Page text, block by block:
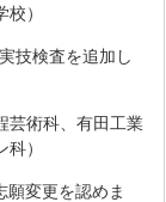
）
技検査を追加し
芸術科、有田工業
）
変更を認めま